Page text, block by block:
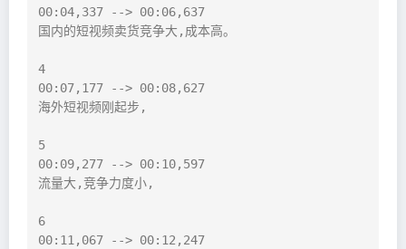
00:04,337 --> 00:06,637
国内的短视频卖货竞争大,成本高。
4
00:07,177 --> 00:08,627
海外短视频刚起步,
5
00:09,277 --> 00:10,597
流量大,竞争力度小,
6
00:11,067 --> 00:12,247